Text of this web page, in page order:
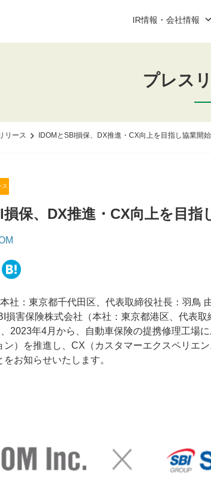
IR情報・会社情報
ー
ォーメーション（DX）
決算説明会資料
サステナビリティ/
コーポレートガバ
サステナビリテ
プレスリリー
ご契約までの流れと
プレス
リース IDOMとSBI損保、DX推進・CX向上を目指し協業開始
保、DX推進・CX向上を目指
社：東京都千代田区、代表取締役社長：羽鳥
損害保険株式会社（本社：東京都港区、代表
、2023年4月から、自動車保険の提携修理工場
ン）を推進し、CX（カスタマーエクスペリエ
お知らせいたします。